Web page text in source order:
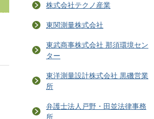
株式会社テクノ産業
東関測量株式会社
東武商事株式会社 那須環境セン
ター
東洋測量設計株式会社 黒磯営業
所
弁護士法人戸野・田並法律事務
所